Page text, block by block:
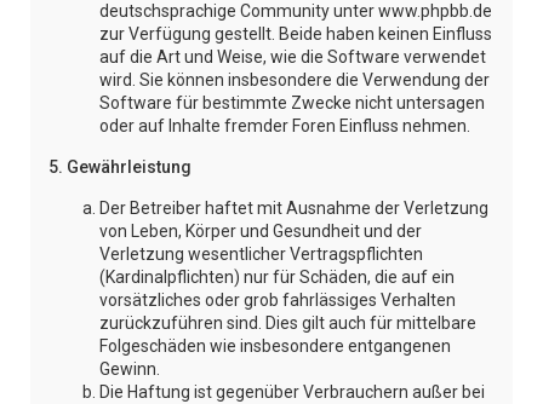
deutschsprachige Community unter www.phpbb.de
zur Verfügung gestellt. Beide haben keinen Einfluss
auf die Art und Weise, wie die Software verwendet
wird. Sie können insbesondere die Verwendung der
Software für bestimmte Zwecke nicht untersagen
oder auf Inhalte fremder Foren Einfluss nehmen.
5. Gewährleistung
Der Betreiber haftet mit Ausnahme der Verletzung
von Leben, Körper und Gesundheit und der
Verletzung wesentlicher Vertragspflichten
(Kardinalpflichten) nur für Schäden, die auf ein
vorsätzliches oder grob fahrlässiges Verhalten
zurückzuführen sind. Dies gilt auch für mittelbare
Folgeschäden wie insbesondere entgangenen
Gewinn.
Die Haftung ist gegenüber Verbrauchern außer bei